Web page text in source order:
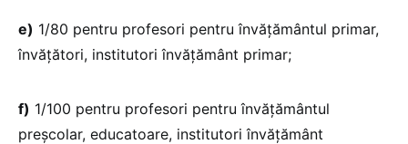
e) 1/80 pentru profesori pentru învățământul primar,
învățători, institutori învățământ primar;
f) 1/100 pentru profesori pentru învățământul
preșcolar, educatoare, institutori învățământ